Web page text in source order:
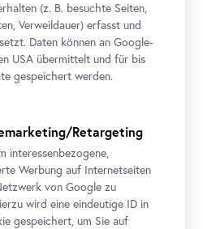
(z. B. besuchte Seiten,
Verweildauer) erfasst und
Daten können an Google-
USA übermittelt und für bis
gespeichert werden.
Retargeting
interessenbezogene,
Werbung auf Internetseiten
von Google zu
wird eine eindeutige ID in
gespeichert, um Sie auf